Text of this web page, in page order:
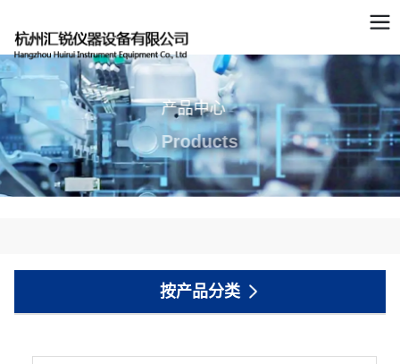
产品中心
Products
按产品分类